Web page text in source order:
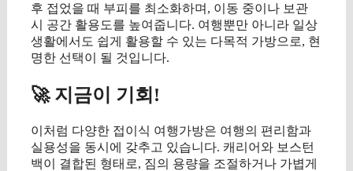
후 접었을 때 부피를 최소화하며, 이동 중이나 보관
시 공간 활용도를 높여줍니다. 여행뿐만 아니라 일상
생활에서도 쉽게 활용할 수 있는 다목적 가방으로, 현
명한 선택이 될 것입니다.
🚀 지금이 기회!
이처럼 다양한 접이식 여행가방은 여행의 편리함과
실용성을 동시에 갖추고 있습니다. 캐리어와 보스턴
백이 결합된 형태로, 짐의 용량을 조절하거나 가볍게